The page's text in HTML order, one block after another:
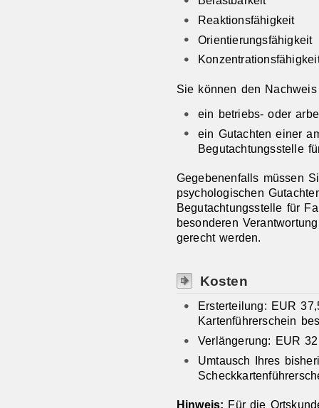
Reaktionsfähigkeit
Orientierungsfähigkeit
Sie können den
ein betriebs- oder
ein Gutachten einer
Begutachtungsstelle
Gegebenenfalls müssen
psychologischen
Begutachtungsstelle für
besonderen
gerecht werden.
Kosten
Ersterteilung: EUR
Kartenführerschein
Verlängerung: EUR
Umtausch Ihres
Hinweis: Für die